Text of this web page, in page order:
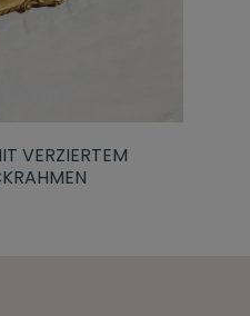
VERZIERTEM